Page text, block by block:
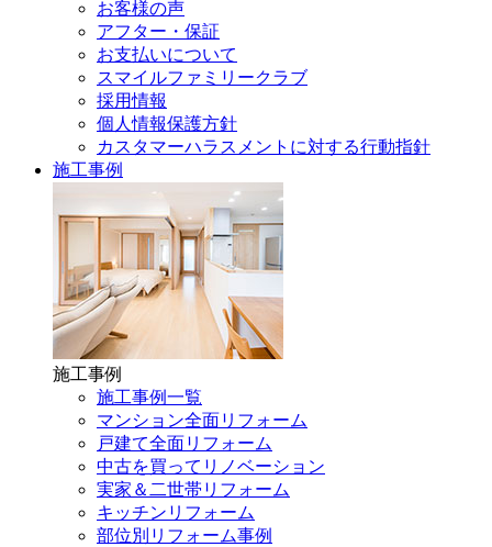
お客様の声
アフター・保証
お支払いについて
スマイルファミリークラブ
採用情報
個人情報保護方針
カスタマーハラスメントに対する行動指針
施工事例
施工事例
施工事例一覧
マンション全面リフォーム
戸建て全面リフォーム
中古を買ってリノベーション
実家＆二世帯リフォーム
キッチンリフォーム
部位別リフォーム事例